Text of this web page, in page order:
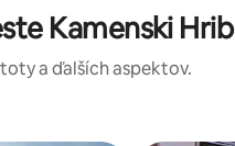
Kamenski Hrib
a ďalších aspektov.